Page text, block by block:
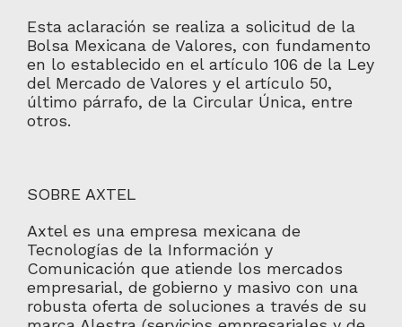
Esta aclaración se realiza a solicitud de la
Bolsa Mexicana de Valores, con fundamento
en lo establecido en el artículo 106 de la Ley
del Mercado de Valores y el artículo 50,
último párrafo, de la Circular Única, entre
otros.
SOBRE AXTEL
Axtel es una empresa mexicana de
Tecnologías de la Información y
Comunicación que atiende los mercados
empresarial, de gobierno y masivo con una
robusta oferta de soluciones a través de su